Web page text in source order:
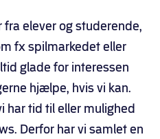
elever og studerende,
fx spilmarkedet eller
glade for interessen
hjælpe, hvis vi kan.
har tid til eller mulighed
Derfor har vi samlet en